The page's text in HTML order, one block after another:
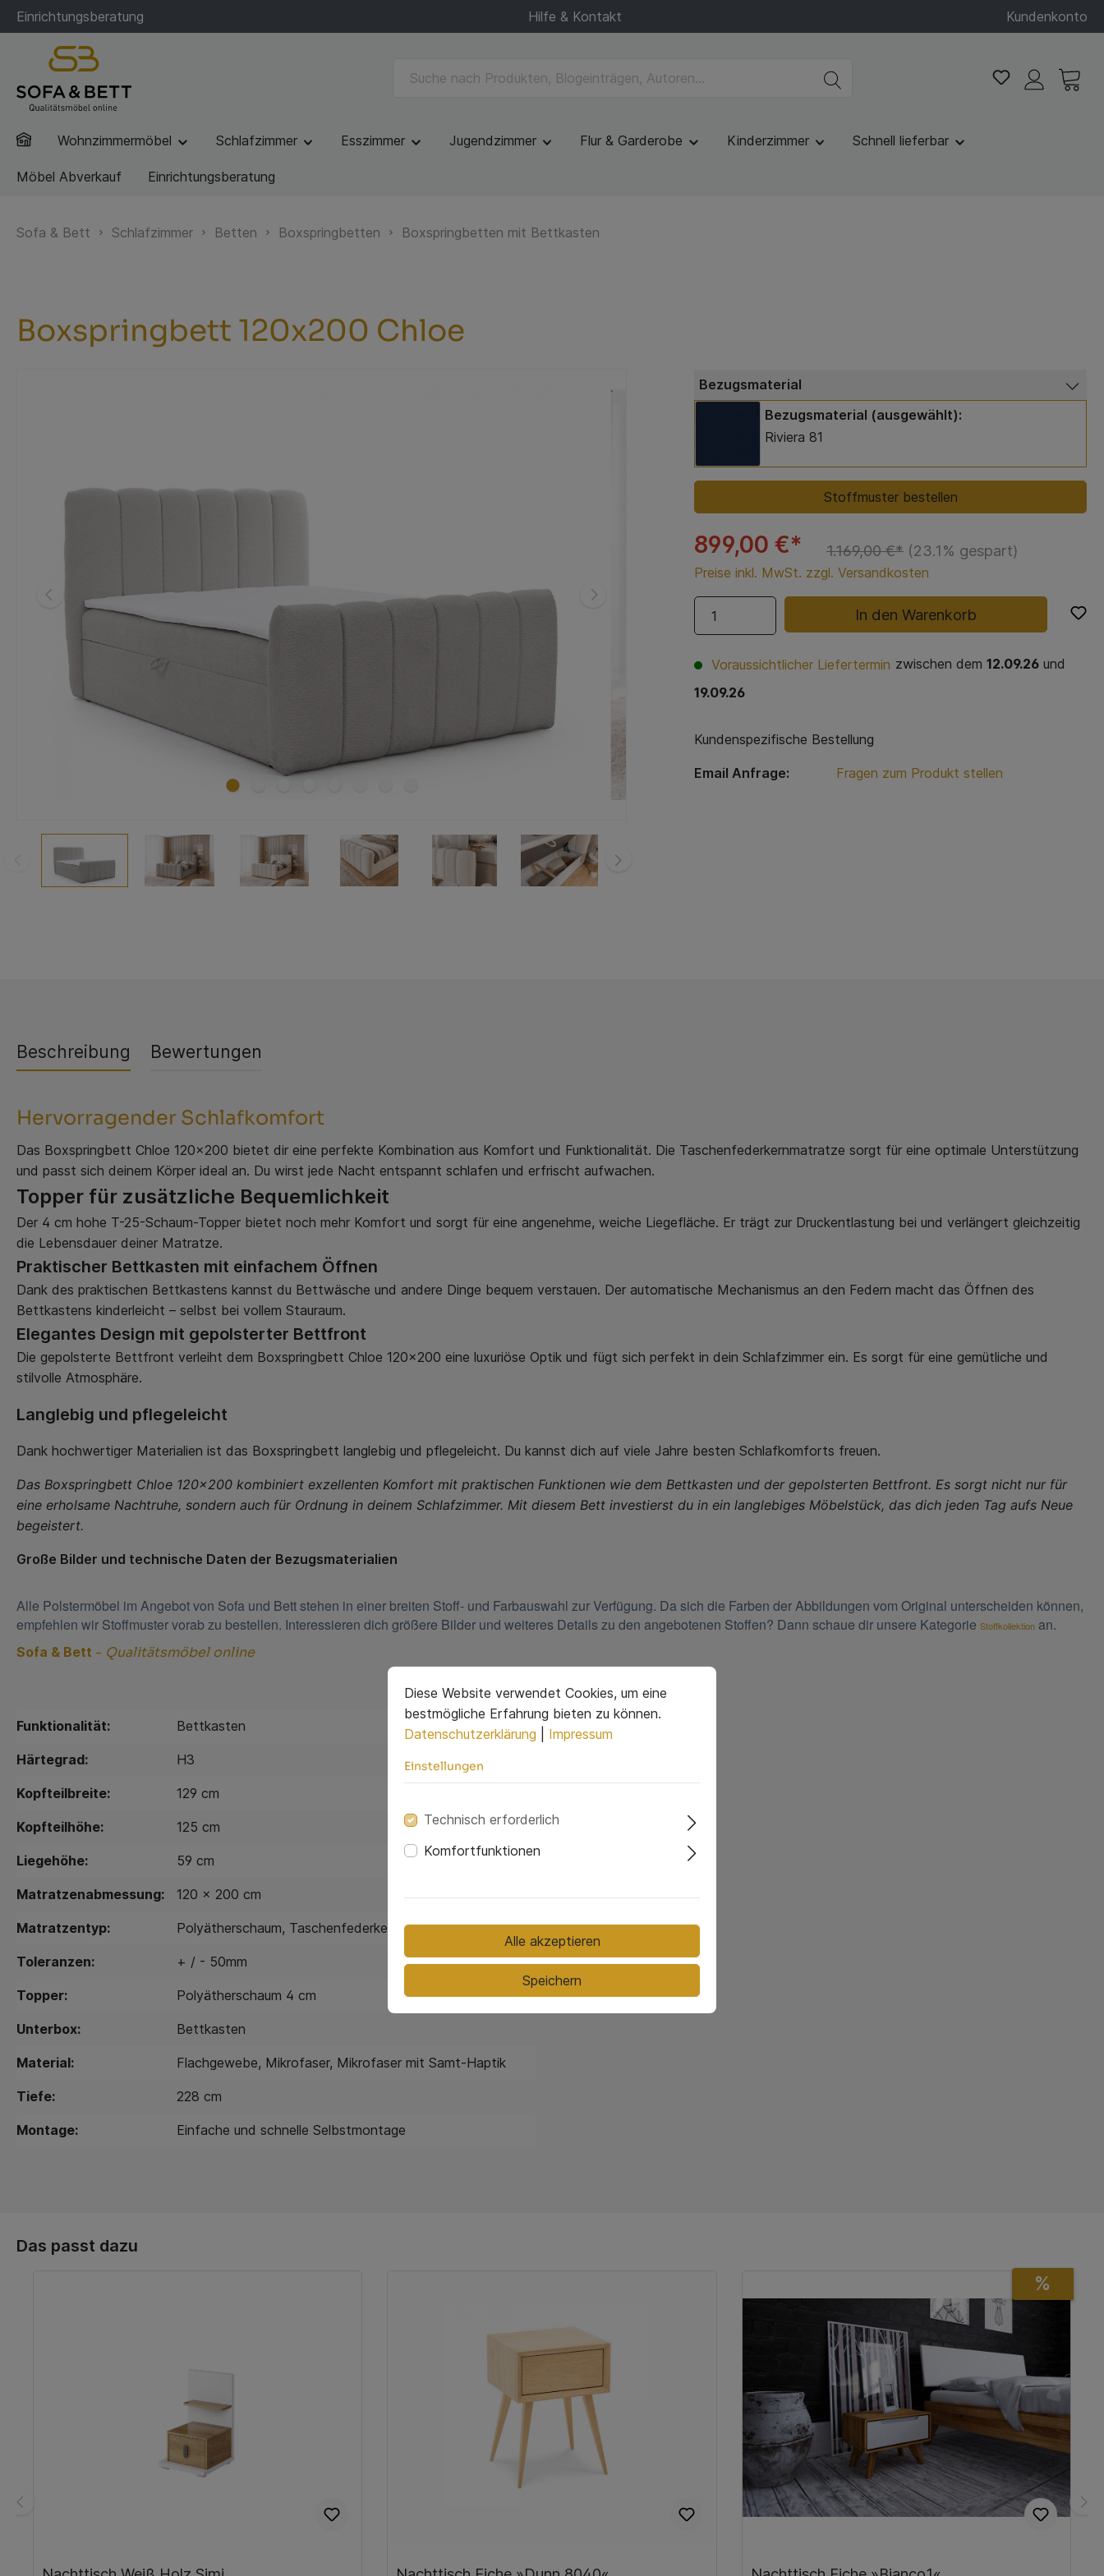
Einrichtungsberatung Hilfe & Kontakt Kundenkonto
Wohnzimmermöbel Schlafzimmer Esszimmer Jugendzimmer Flur & Garderobe Kinderzimmer Schnell lieferbar
Möbel Abverkauf Einrichtungsberatung
Sofa & Bett Schlafzimmer Betten Boxspringbetten Boxspringbetten mit Bettkasten
Boxspringbett 120x200 Chloe
899,00 €* 1.169,00 €* (23.1% gespart)
Preise inkl. MwSt. zzgl. Versandkosten
Voraussichtlicher Liefertermin zwischen dem 12.09.26 und
19.09.26
Bezugsmaterial
Bezugsmaterial (ausgewählt):
Riviera 81
Stoffmuster bestellen
In den Warenkorb
Kundenspezifische Bestellung
Email Anfrage: Fragen zum Produkt stellen
Beschreibung Bewertungen
Hervorragender Schlafkomfort
Das Boxspringbett Chloe 120x200 bietet dir eine perfekte Kombination aus Komfort und Funktionalität. Die Taschenfederkernmatratze sorgt für eine optimale Unterstützung
und passt sich deinem Körper ideal an. Du wirst jede Nacht entspannt schlafen und erfrischt aufwachen.
Topper für zusätzliche Bequemlichkeit
Der 4 cm hohe T-25-Schaum-Topper bietet noch mehr Komfort und sorgt für eine angenehme, weiche Liegefläche. Er trägt zur Druckentlastung bei und verlängert gleichzeitig
die Lebensdauer deiner Matratze.
Praktischer Bettkasten mit einfachem Öffnen
Dank des praktischen Bettkastens kannst du Bettwäsche und andere Dinge bequem verstauen. Der automatische Mechanismus an den Federn macht das Öffnen des
Bettkastens kinderleicht – selbst bei vollem Stauraum.
Elegantes Design mit gepolsterter Bettfront
Die gepolsterte Bettfront verleiht dem Boxspringbett Chloe 120x200 eine luxuriöse Optik und fügt sich perfekt in dein Schlafzimmer ein. Es sorgt für eine gemütliche und
stilvolle Atmosphäre.
Langlebig und pflegeleicht
Dank hochwertiger Materialien ist das Boxspringbett langlebig und pflegeleicht. Du kannst dich auf viele Jahre besten Schlafkomforts freuen.
Das Boxspringbett Chloe 120x200 kombiniert exzellenten Komfort mit praktischen Funktionen wie dem Bettkasten und der gepolsterten Bettfront. Es sorgt nicht nur für
eine erholsame Nachtruhe, sondern auch für Ordnung in deinem Schlafzimmer. Mit diesem Bett investierst du in ein langlebiges Möbelstück, das dich jeden Tag aufs Neue
begeistert.
Große Bilder und technische Daten der Bezugsmaterialien
Alle Polstermöbel im Angebot von Sofa und Bett stehen in einer breiten Stoff- und Farbauswahl zur Verfügung. Da sich die Farben der Abbildungen vom Original unterscheiden können,
empfehlen wir Stoffmuster vorab zu bestellen. Interessieren dich größere Bilder und weiteres Details zu den angebotenen Stoffen? Dann schaue dir unsere Kategorie Stoffkollektion an.
Sofa & Bett - Qualitätsmöbel online
Funktionalität: Bettkasten
Härtegrad: H3
Kopfteilbreite: 129 cm
Kopfteilhöhe: 125 cm
Liegehöhe: 59 cm
Matratzenabmessung: 120 x 200 cm
Matratzentyp: Polyätherschaum, Taschenfederkern, 7-Zonen
Toleranzen: + / - 50mm
Topper: Polyätherschaum 4 cm
Unterbox: Bettkasten
Material: Flachgewebe, Mikrofaser, Mikrofaser mit Samt-Haptik
Tiefe: 228 cm
Montage: Einfache und schnelle Selbstmontage
Das passt dazu
%
Diese Website verwendet Cookies, um eine
bestmögliche Erfahrung bieten zu können.
Datenschutzerklärung
Impressum
Einstellungen
Technisch erforderlich
Komfortfunktionen
Alle akzeptieren
Speichern